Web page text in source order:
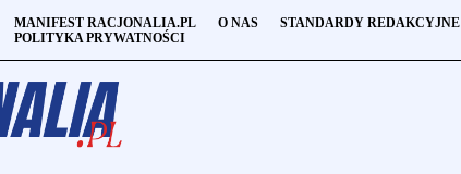
MANIFEST RACJONALIA.PL O NAS STANDARDY REDAKCYJNE
POLITYKA PRYWATNOŚCI